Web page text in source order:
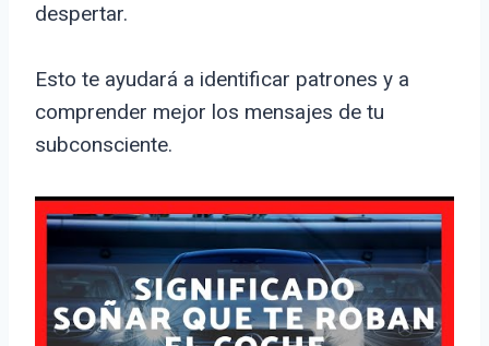
despertar.
Esto te ayudará a identificar patrones y a
comprender mejor los mensajes de tu
subconsciente.